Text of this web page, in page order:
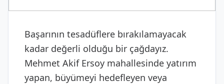
Başarının tesadüflere bırakılamayacak
kadar değerli olduğu bir çağdayız.
Mehmet Akif Ersoy mahallesinde yatırım
yapan, büyümeyi hedefleyen veya